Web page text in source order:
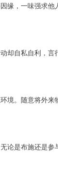
缘，一味强求
却自私自利，
境。随意将外
论是布施还是